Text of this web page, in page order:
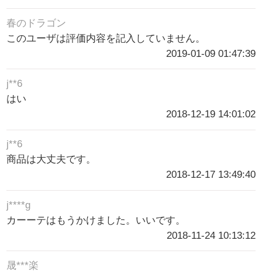
春のドラゴン
このユーザは評価内容を記入していません。
2019-01-09 01:47:39
j**6
はい
2018-12-19 14:01:02
j**6
商品は大丈夫です。
2018-12-17 13:49:40
j****g
カーーテはもうかけました。いいです。
2018-11-24 10:13:12
晟***楽